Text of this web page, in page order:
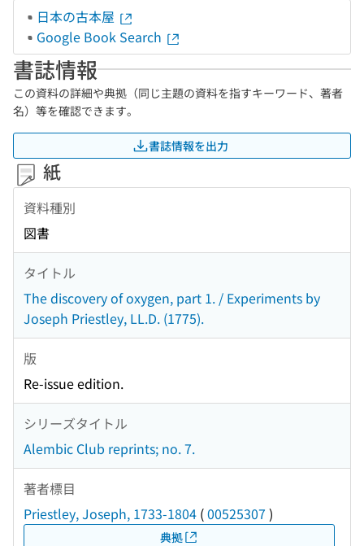
日本の古本屋
Google Book Search
書誌情報
この資料の詳細や典拠（同じ主題の資料を指すキーワード、著者
名）等を確認できます。
書誌情報を出力
紙
資料種別
図書
タイトル
The discovery of oxygen, part 1. / Experiments by
Joseph Priestley, LL.D. (1775).
版
Re-issue edition.
シリーズタイトル
Alembic Club reprints; no. 7.
著者標目
Priestley, Joseph, 1733-1804 (00525307 )
典拠